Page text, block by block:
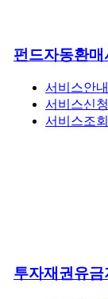
펀드자동환
서비스안내
서비스신청
서비스조
투자재권유